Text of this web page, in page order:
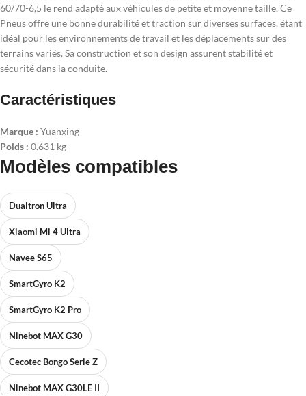
60/70-6,5 le rend adapté aux véhicules de petite et moyenne taille. Ce
Pneus offre une bonne durabilité et traction sur diverses surfaces, étant
idéal pour les environnements de travail et les déplacements sur des
terrains variés. Sa construction et son design assurent stabilité et
sécurité dans la conduite.
Caractéristiques
Marque : Yuanxing
Poids : 0.631 kg
Modèles compatibles
Dualtron Ultra
Xiaomi Mi 4 Ultra
Navee S65
SmartGyro K2
SmartGyro K2 Pro
Ninebot MAX G30
Cecotec Bongo Serie Z
Ninebot MAX G30LE II